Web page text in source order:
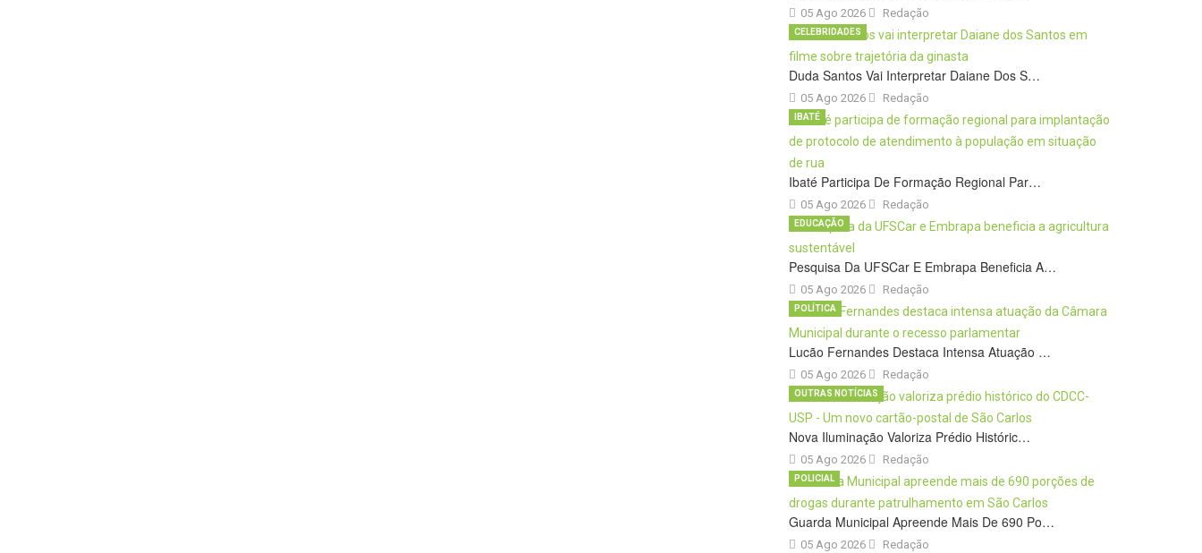
05 Ago 2026 Redação
Duda Santos Vai Interpretar Daiane Dos S…
05 Ago 2026
CELEBRIDADES
Redação
Ibaté Participa De Formação Regional Par…
05 Ago 2026
IBATÉ
Redação
Pesquisa Da UFSCar E Embrapa Beneficia A…
05 Ago 2026
EDUCAÇÃO
Redação
Lucão Fernandes Destaca Intensa Atuação …
05 Ago 2026
POLÍTICA
Redação
Nova Iluminação Valoriza Prédio Históric…
05 Ago 2026
OUTRAS NOTÍCIAS
Redação
Guarda Municipal Apreende Mais De 690 Po…
05 Ago 2026
POLICIAL
Redação